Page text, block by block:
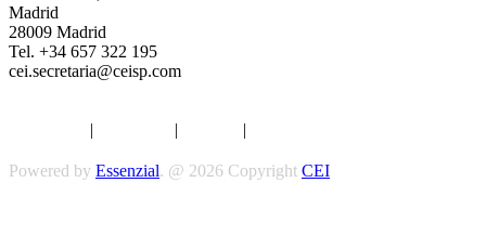
Madrid
28009 Madrid
Tel. +34 657 322 195
cei.secretaria@ceisp.com
| | |
Powered by Essenzial. @ 2026 Copyright CEI